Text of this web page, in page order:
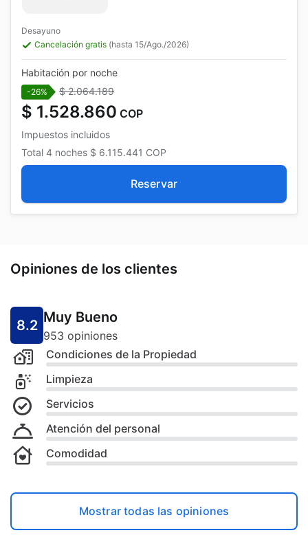
Desayuno
Cancelación gratis (hasta 15/Ago./2026)
Habitación por noche
-26% $ 2.064.189
$ 1.528.860 COP
Impuestos incluidos
Total 4 noches $ 6.115.441 COP
Reservar
Opiniones de los clientes
8.2 Muy Bueno
953 opiniones
Condiciones de la Propiedad
Limpieza
Servicios
Atención del personal
Comodidad
Mostrar todas las opiniones